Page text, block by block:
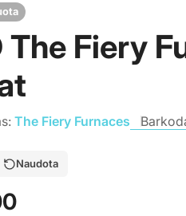
The Fiery
The Fiery Furnaces
Naudota